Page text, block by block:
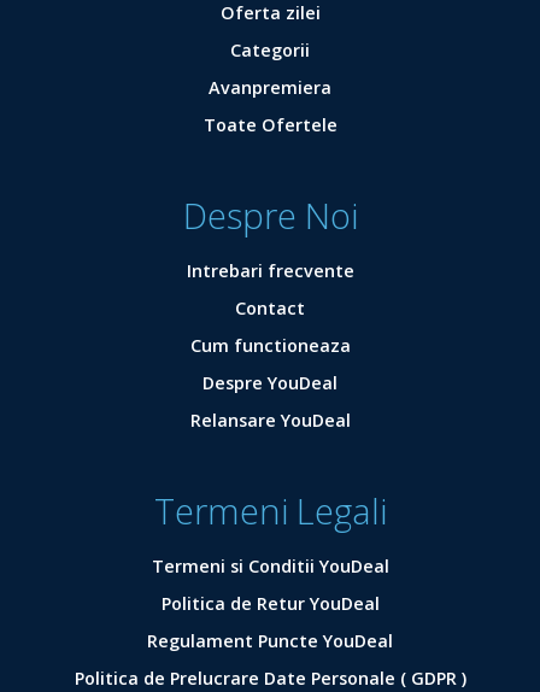
Oferta zilei
Categorii
Avanpremiera
Toate Ofertele
Despre Noi
Intrebari frecvente
Contact
Cum functioneaza
Despre YouDeal
Relansare YouDeal
Termeni Legali
Termeni si Conditii YouDeal
Politica de Retur YouDeal
Regulament Puncte YouDeal
Politica de Prelucrare Date Personale ( GDPR )